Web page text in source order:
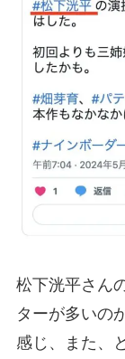
松下洸平さん
ターが多いのか
感じ、また、